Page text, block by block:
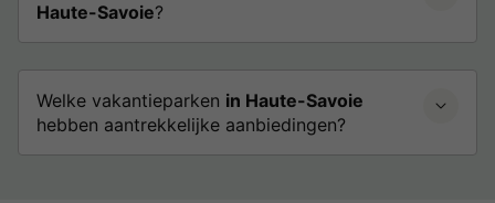
Haute-Savoie?
Welke vakantieparken in Haute-Savoie
hebben aantrekkelijke aanbiedingen?